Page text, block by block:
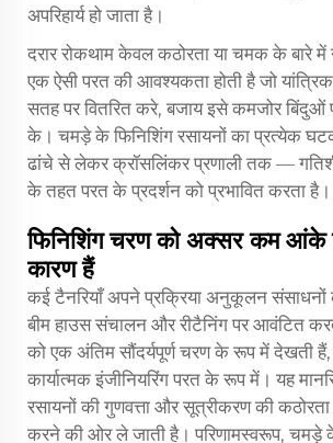
अपरिहार्य हो जाता है।
दरार रोकथाम केवल कठोरता या चमक के बारे
एक ऐसी परत की आवश्यकता होती है जो
सतह पर वितरित करे, बजाय इसे कमजोर
के। चमड़े के फिनिशिंग रसायनों का प्रत्येक
ढांचे से लेकर क्रॉसलिंकर प्रणाली तक —
के तहत परत के प्रदर्शन को प्रभावित करता है।
फिनिशिंग चरण को अक्सर कम आंके
कारण हैं
कई टैनरियाँ अपने प्रक्रिया अनुकूलन संसाधनों
बीम हाउस संचालन और रीटैनिंग पर आवंटित
को एक अंतिम सौंदर्यपूर्ण चरण के रूप में देखती
कार्यात्मक इंजीनियरिंग परत के रूप में। यह
रसायनों की गुणवत्ता और सूत्रीकरण की
करने की ओर ले जाती है। परिणामस्वरूप, चमड़े